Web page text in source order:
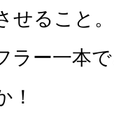
せること。
ラー一本
！